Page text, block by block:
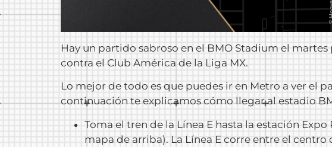
Hay un partido sabroso en el BMO Stadium el
contra el Club América de la Liga MX.
Lo mejor de todo es que puedes ir en Metro a ver el
continuación te explicamos cómo llegar al estadio
Toma el tren de la Línea E hasta la estación
mapa de arriba). La Línea E corre entre el centro